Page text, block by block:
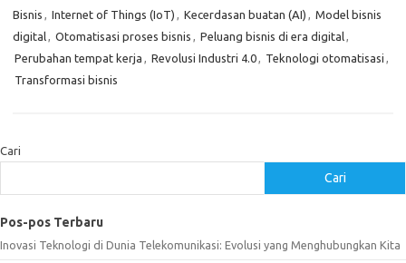
Bisnis , Internet of Things (IoT) , Kecerdasan buatan (AI) , Model bisnis
digital, Otomatisasi proses bisnis , Peluang bisnis di era digital,
Perubahan tempat kerja , Revolusi Industri 4.0, Teknologi otomatisasi ,
Transformasi bisnis
Cari
Cari
Pos-pos Terbaru
Inovasi Teknologi di Dunia Telekomunikasi: Evolusi yang Menghubungkan Kita